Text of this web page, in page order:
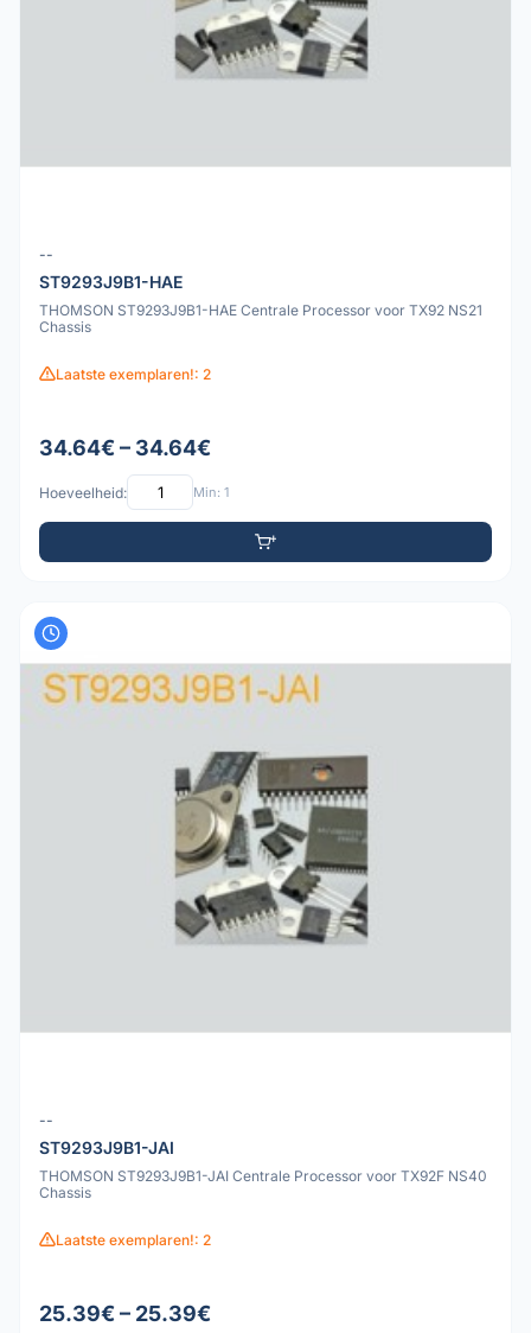
--
ST9293J9B1-HAE
THOMSON ST9293J9B1-HAE Centrale Processor voor TX92 NS21
Chassis
Laatste exemplaren!: 2
34.64€ – 34.64€
Hoeveelheid: Min: 1
--
ST9293J9B1-JAI
THOMSON ST9293J9B1-JAI Centrale Processor voor TX92F NS40
Chassis
Laatste exemplaren!: 2
25.39€ – 25.39€